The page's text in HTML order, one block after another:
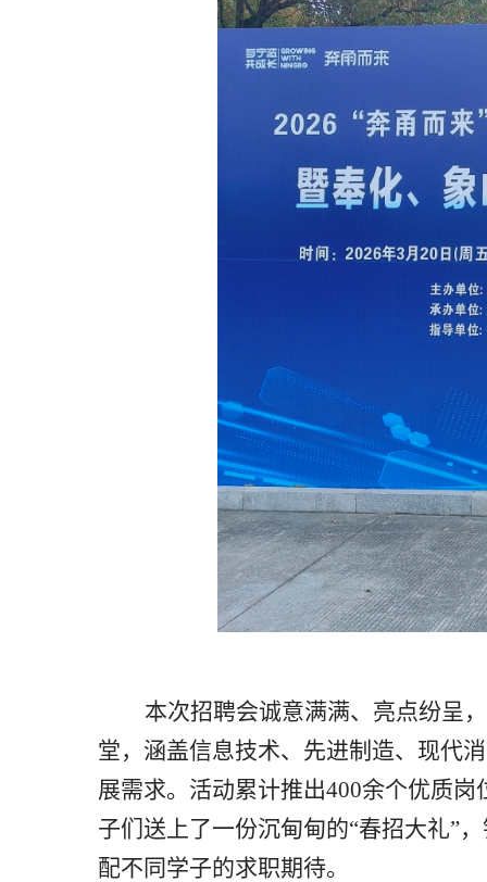
本次招聘会诚意满满、亮点纷呈
堂，涵盖信息技术、先进制造、现代
展需求。活动累计推出400余个优质
子们送上了一份沉甸甸的“春招大礼”
配不同学子的求职期待。